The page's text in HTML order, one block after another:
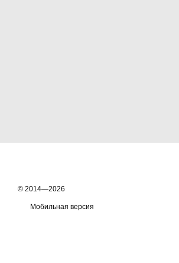
© 2014—2026
Мобильная версия